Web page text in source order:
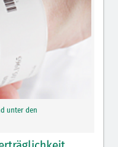
unter den